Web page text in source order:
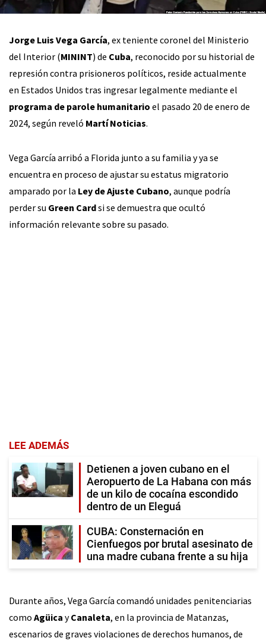
Jorge Luis Vega García, ex teniente coronel del Ministerio
del Interior (MININT) de Cuba, reconocido por su historial de
represión contra prisioneros políticos, reside actualmente
en Estados Unidos tras ingresar legalmente mediante el
programa de parole humanitario el pasado 20 de enero de
2024, según reveló Martí Noticias.
Vega García arribó a Florida junto a su familia y ya se
encuentra en proceso de ajustar su estatus migratorio
amparado por la Ley de Ajuste Cubano, aunque podría
perder su Green Cardsi se demuestra que ocultó
información relevante sobre su pasado.
LEE ADEMÁS
Detienen a joven cubano en el
Aeropuerto de La Habana con más
de un kilo de cocaína escondido
dentro de un Eleguá
CUBA: Consternación en
Cienfuegos por brutal asesinato de
una madre cubana frente a su hija
Durante años, Vega García comandó unidades penitenciarias
como Agüica yCanaleta, en la provincia de Matanzas,
escenarios de graves violaciones de derechos humanos, de